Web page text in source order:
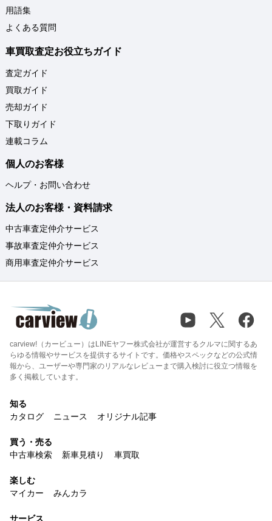
用語集
よくある質問
車買取査定お役立ちガイド
査定ガイド
買取ガイド
売却ガイド
下取りガイド
連載コラム
個人のお客様
ヘルプ・お問い合わせ
法人のお客様・資料請求
中古車査定仲介サービス
事故車査定仲介サービス
商用車査定仲介サービス
carview!（カービュー）はLINEヤフー株式会社が運営するクルマに関するあ
らゆる情報やサービスを提供するサイトです。価格やスペックなどの公式情
報から、ユーザーや専門家のリアルなレビューまで購入検討に役立つ情報を
多く掲載しています。
知る
カタログ
ニュース オリジナル記事
買う・売る
中古車検索
新車見積り 車買取
楽しむ
マイカー
みんカラ
サービス